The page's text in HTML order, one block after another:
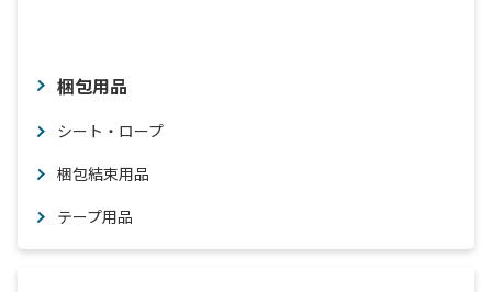
梱包用品
シート・ロープ
梱包結束用品
テープ用品